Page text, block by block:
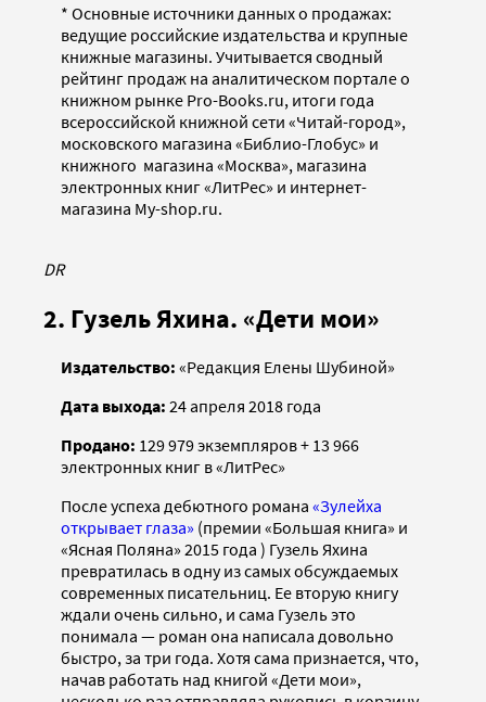
* Основные источники данных о продажах:
ведущие российские издательства и крупные
книжные магазины. Учитывается сводный
рейтинг продаж на аналитическом портале о
книжном рынке Pro-Books.ru, итоги года
всероссийской книжной сети «Читай-город»,
московского магазина «Библио-Глобус» и
книжного магазина «Москва», магазина
электронных книг «ЛитРес» и интернет-
магазина My-shop.ru.
DR
2. Гузель Яхина. «Дети мои»
Издательство: «Редакция Елены Шубиной»
Дата выхода: 24 апреля 2018 года
Продано: 129 979 экземпляров + 13 966
электронных книг в «ЛитРес»
После успеха дебютного романа «Зулейха
открывает глаза» (премии «Большая книга» и
«Ясная Поляна» 2015 года ) Гузель Яхина
превратилась в одну из самых обсуждаемых
современных писательниц. Ее вторую книгу
ждали очень сильно, и сама Гузель это
понимала — роман она написала довольно
быстро, за три года. Хотя сама признается, что,
начав работать над книгой «Дети мои»,